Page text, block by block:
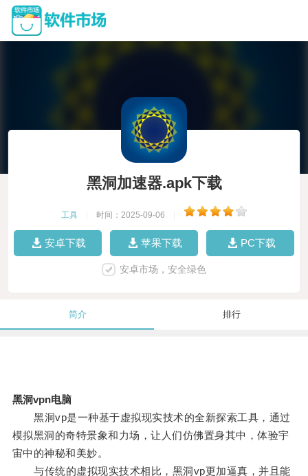
黑洞加速器.apk下载
工具 时间：2025-09-06
安卓下载 苹果下载 PC下载
安卓市场，安全绿色
简介 排行
黑洞vpn电脑
黑洞vp是一种基于虚拟现实技术的全新探索工具，通过
模拟黑洞的奇特景象和力场，让人们仿佛置身其中，体验宇
宙中的神秘和美妙。
与传统的虚拟现实技术相比，黑洞vp更加逼真，并且能